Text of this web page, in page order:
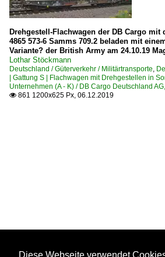
Drehgestell-Flachwagen der DB Cargo mit
4865 573-6 Samms 709.2 beladen mit
Variante? der British Army am 24.10.19
Lothar Stöckmann
Deutschland / Güterverkehr / Militärtransporte,
| Gattung S | Flachwagen mit Drehgestellen in
Unternehmen (A - K) / DB Cargo Deutschland
 861 1200x625 Px, 06.12.2019